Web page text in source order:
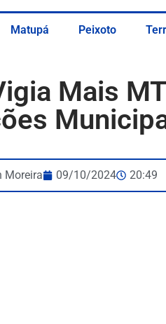
Matupá Peixoto
Mais
Moreira 09/10/2024 20:49